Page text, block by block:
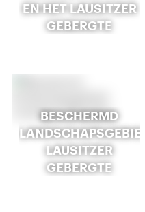
EN HET LAUSITZER
GEBERGTE
BESCHERMD
LANDSCHAPSGEBIED
LAUSITZER
GEBERGTE